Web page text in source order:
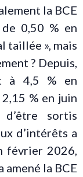
la BCE
de 0,50 % en
taillée », mais
? Depuis,
à 4,5 % en
% en juin
sortis
d’intérêts a
février 2026,
la BCE